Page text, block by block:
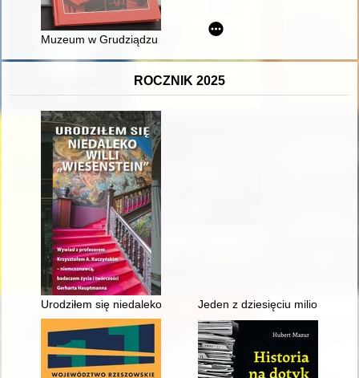
Muzeum w Grudziądzu w okresie okupacji niemieckiej w
ROCZNIK 2025
Urodziłem się niedaleko willi "Wiesenstein" : profesor
Jeden z dziesięciu milionów